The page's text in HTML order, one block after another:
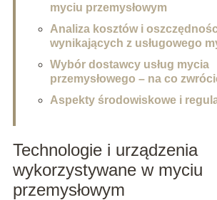
myciu przemysłowym
Analiza kosztów i
wynikających z usługowego
Wybór dostawcy usług mycia
przemysłowego – na co
Aspekty środowiskowe i
Technologie i urządzenia
wykorzystywane w myciu
przemysłowym